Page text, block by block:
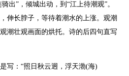
出”，倾城出动，到“江上待潮观”。
伸长脖子，等待着潮水的上涨。观潮
潮壮观画面的烘托。诗的后四句直写
写：“照日秋云迥，浮天渤(海)